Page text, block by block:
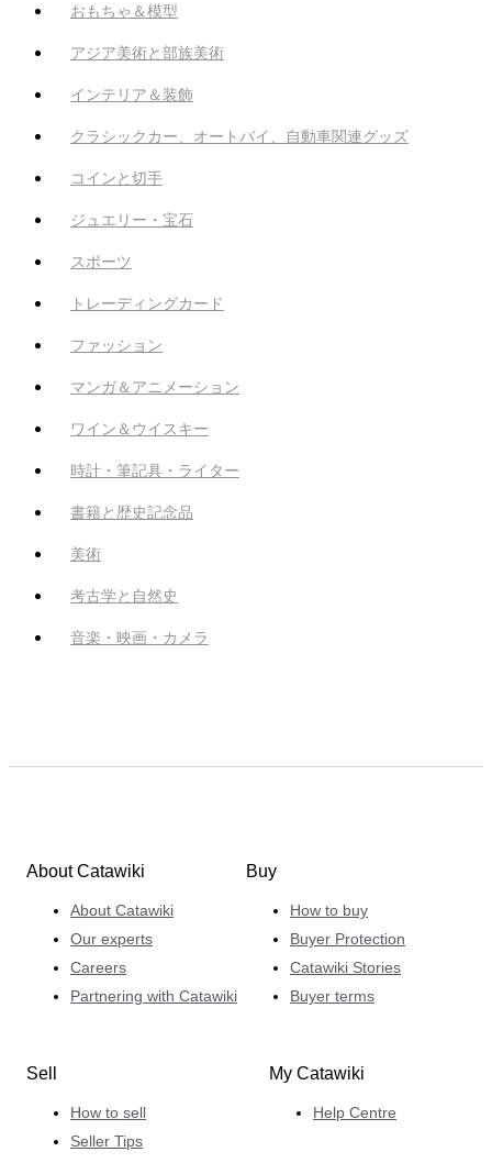
おもちゃ＆模型
アジア美術と部族美術
インテリア＆装飾
クラシックカー、オートバイ、自動車関連グッズ
コインと切手
ジュエリー・宝石
スポーツ
トレーディングカード
ファッション
マンガ＆アニメーション
ワイン＆ウイスキー
時計・筆記具・ライター
書籍と歴史記念品
美術
考古学と自然史
音楽・映画・カメラ
About Catawiki
About Catawiki
Our experts
Careers
Partnering with Catawiki
Buy
How to buy
Buyer Protection
Catawiki Stories
Buyer terms
Sell
How to sell
Seller Tips
My Catawiki
Help Centre